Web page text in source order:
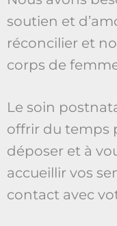
soutien et
réconcilier et
corps de
Le soin
offrir du temps
déposer et à
accueillir vos
contact avec